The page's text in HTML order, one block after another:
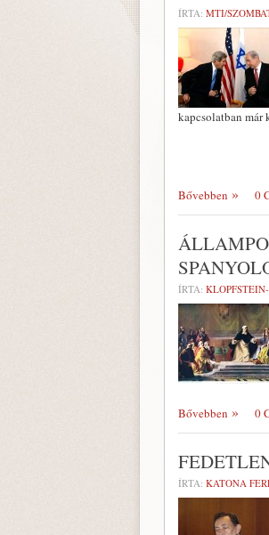
ÍRTA: MTI/
kapcsolatban már
Bővebben 0
ÍRTA:
Bővebben 0
ÍRTA: KATONA